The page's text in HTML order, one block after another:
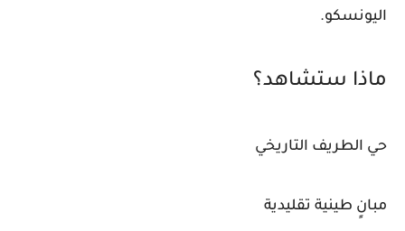
اليونسكو.
ماذا ستشاهد؟
حي الطريف التاريخي
مبانٍ طينية تقليدية